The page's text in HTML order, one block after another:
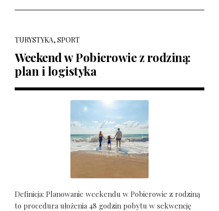
TURYSTYKA, SPORT
Weekend w Pobierowie z rodziną:
plan i logistyka
Definicja: Planowanie weekendu w Pobierowie z rodziną
to procedura ułożenia 48 godzin pobytu w sekwencję